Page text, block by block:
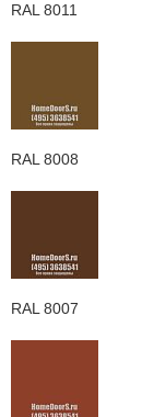
RAL 8011
RAL 8008
RAL 8007